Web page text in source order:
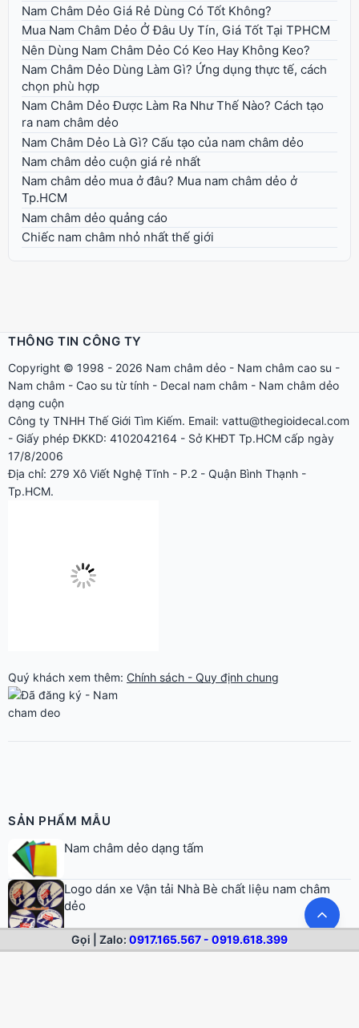
Nam Châm Dẻo Giá Rẻ Dùng Có Tốt Không?
Mua Nam Châm Dẻo Ở Đâu Uy Tín, Giá Tốt Tại TPHCM
Nên Dùng Nam Châm Dẻo Có Keo Hay Không Keo?
Nam Châm Dẻo Dùng Làm Gì? Ứng dụng thực tế, cách
chọn phù hợp
Nam Châm Dẻo Được Làm Ra Như Thế Nào? Cách tạo
ra nam châm dẻo
Nam Châm Dẻo Là Gì? Cấu tạo của nam châm dẻo
Nam châm dẻo cuộn giá rẻ nhất
Nam châm dẻo mua ở đâu? Mua nam châm dẻo ở
Tp.HCM
Nam châm dẻo quảng cáo
Chiếc nam châm nhỏ nhất thế giới
THÔNG TIN CÔNG TY
Copyright © 1998 - 2026 Nam châm dẻo - Nam châm cao su -
Nam châm - Cao su từ tính - Decal nam châm - Nam châm dẻo
dạng cuộn
Công ty TNHH Thế Giới Tìm Kiếm. Email: vattu@thegioidecal.com
- Giấy phép ĐKKD: 4102042164 - Sở KHĐT Tp.HCM cấp ngày
17/8/2006
Địa chỉ: 279 Xô Viết Nghệ Tĩnh - P.2 - Quận Bình Thạnh -
Tp.HCM.
Gọi | Zalo:0917.165.567 - 0919.618.399
SẢN PHẨM MẪU
Nam châm dẻo hình tròn
Logo dán tủ lạnh nam châm dẻo Coco Goods
Logo decal nam châm dẻo Vietnam Tourism Hà